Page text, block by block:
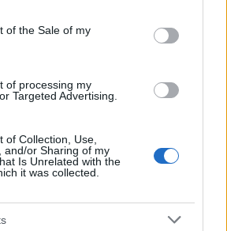
specified purposes in below Google
of the Sale of my
of processing my
Targeted Advertising.
of Collection, Use,
and/or Sharing of my
Is Unrelated with the
it was collected.
zárni nem felemelő
társulati ülését a Tomcsa
világjárvány próbára tette az